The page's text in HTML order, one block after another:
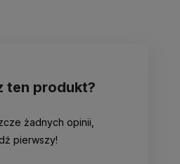
ten produkt?
żadnych opinii,
pierwszy!